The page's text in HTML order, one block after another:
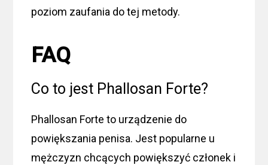
poziom zaufania do tej metody.
FAQ
Co to jest Phallosan Forte?
Phallosan Forte to urządzenie do
powiększania penisa. Jest popularne u
mężczyzn chcących powiększyć członek i